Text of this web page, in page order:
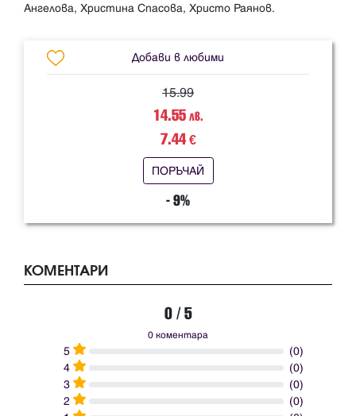
Добави в любими
15.99
14.55лв.
7.44€
ПОРЪЧАЙ
- 9%
КОМЕНТАРИ
0 / 5
0 коментара
5
(0)
4
(0)
3
(0)
2
(0)